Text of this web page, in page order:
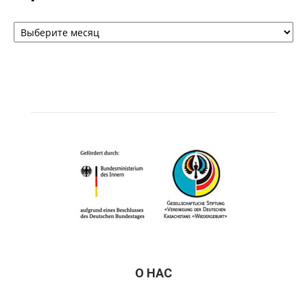
Архивы
О НАС